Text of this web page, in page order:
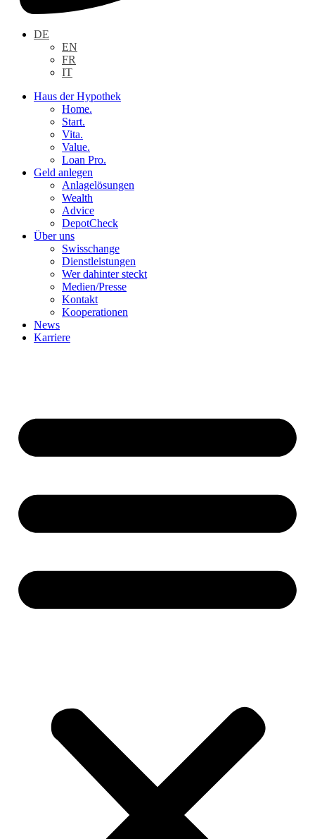
DE
EN
FR
IT
Haus der Hypothek
Home.
Start.
Vita.
Value.
Loan Pro.
Geld anlegen
Anlagelösungen
Wealth
Advice
DepotCheck
Über uns
Swisschange
Dienstleistungen
Wer dahinter steckt
Medien/Presse
Kontakt
Kooperationen
News
Karriere